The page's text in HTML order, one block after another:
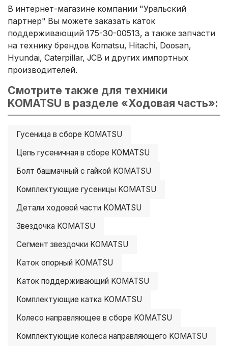
В интернет-магазине компании "Уральский
партнер" Вы можете заказать каток
поддерживающий 175-30-00513, а также запчасти
на технику брендов Komatsu, Hitachi, Doosan,
Hyundai, Caterpillar, JCB и других импортных
производителей.
Смотрите также для техники
KOMATSU в разделе «Ходовая часть»:
Гусеница в сборе KOMATSU
Цепь гусеничная в сборе KOMATSU
Болт башмачный с гайкой KOMATSU
Комплектующие гусеницы KOMATSU
Детали ходовой части KOMATSU
Звездочка KOMATSU
Сегмент звездочки KOMATSU
Каток опорный KOMATSU
Каток поддерживающий KOMATSU
Комплектующие катка KOMATSU
Колесо направляющее в сборе KOMATSU
Комплектующие колеса направляющего KOMATSU